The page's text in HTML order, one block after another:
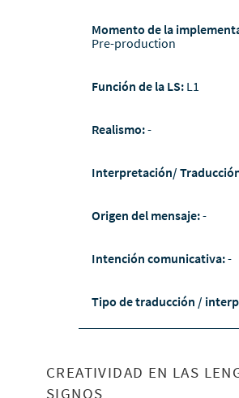
Momento de la
Pre-production
Función de la LS: L1
Realismo:-
Interpretación/
Origen del mensaje:-
Intención comunicativa:-
Tipo de traducción /
CREATIVIDAD EN LAS
SIGNOS